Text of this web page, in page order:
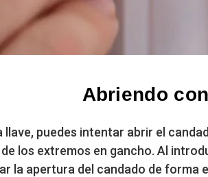
Abriendo
llave, puedes intentar abrir el
los extremos en gancho. Al
la apertura del candado de forma